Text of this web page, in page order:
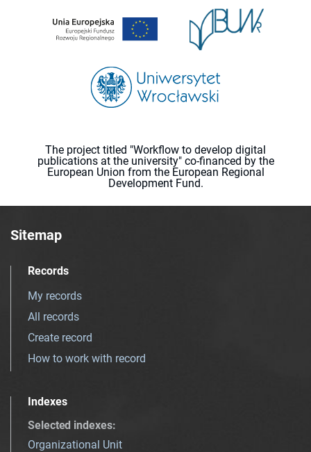
The project titled "Workflow to develop digital
publications at the university" co-financed by the
European Union from the European Regional
Development Fund.
Sitemap
Records
My records
All records
Create record
How to work with record
Indexes
Selected indexes:
Organizational Unit